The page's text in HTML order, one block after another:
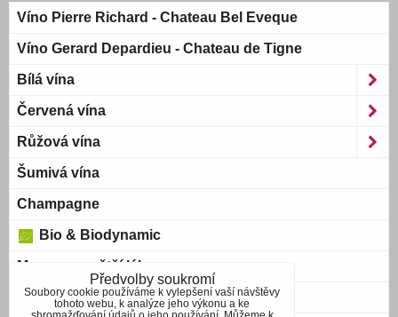
Víno Pierre Richard - Chateau Bel Eveque
Víno Gerard Depardieu - Chateau de Tigne
Bílá vína
Červená vína
Růžová vína
Šumivá vína
Champagne
Bio & Biodynamic
Magnum a větší láhve
Bag-in-Box
Předvolby soukromí
Soubory cookie používáme k vylepšení vaší návštěvy
tohoto webu, k analýze jeho výkonu a ke